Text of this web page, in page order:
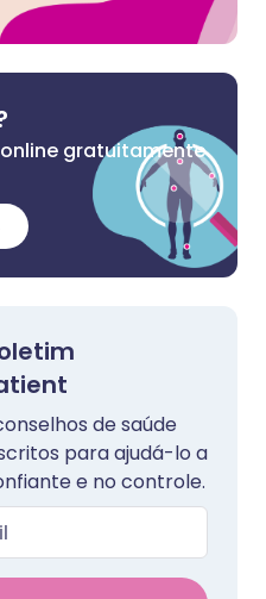
gratuitamente
de saúde
para ajudá-lo a
e no controle.